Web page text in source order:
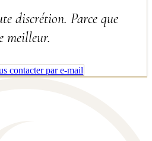
discrétion. Parce que
meilleur.
contacter par e-mail